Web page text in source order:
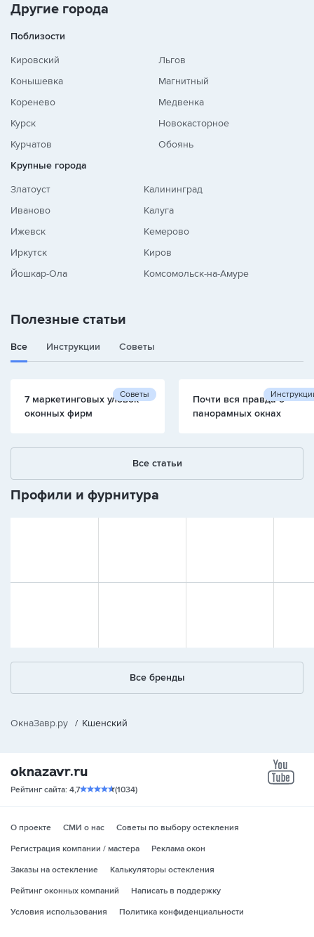
Другие города
Поблизости
Кировский
Конышевка
Коренево
Курск
Курчатов
Льгов
Магнитный
Медвенка
Новокасторное
Обоянь
Крупные города
Златоуст
Иваново
Ижевск
Иркутск
Йошкар-Ола
Калининград
Калуга
Кемерово
Киров
Комсомольск-на-Амуре
Полезные статьи
Все Инструкции Советы
Советы
7 маркетинговых уловок
оконных фирм
Почти вся правда о
панорамных окнах
Все статьи
Профили и фурнитура
Все бренды
ОкнаЗавр.ру / Кшенский
Рейтинг сайта: 4,7 (1034)
О проекте СМИ о нас
Советы по выбору остекления
Регистрация компании / мастера
Реклама окон
Заказы на остекление
Калькуляторы остекления
Рейтинг оконных компаний
Написать в поддержку
Условия использования
Политика конфиденциальности